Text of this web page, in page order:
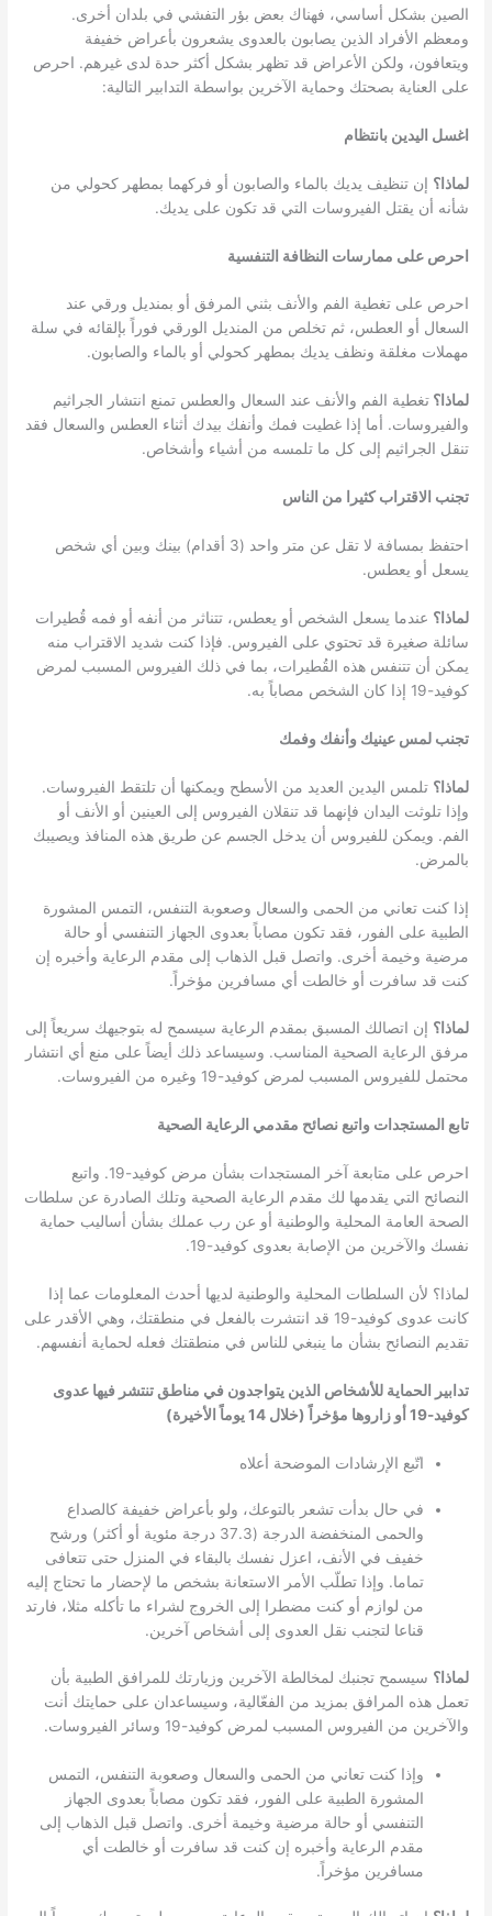
الصين بشكل أساسي، فهناك بعض بؤر التفشي في بلدان أخرى.
ومعظم الأفراد الذين يصابون بالعدوى يشعرون بأعراض خفيفة
ويتعافون، ولكن الأعراض قد تظهر بشكل أكثر حدة لدى غيرهم. احرص
على العناية بصحتك وحماية الآخرين بواسطة التدابير التالية:
اغسل اليدين بانتظام
لماذا؟ إن تنظيف يديك بالماء والصابون أو فركهما بمطهر كحولي من
شأنه أن يقتل الفيروسات التي قد تكون على يديك.
احرص على ممارسات النظافة التنفسية
احرص على تغطية الفم والأنف بثني المرفق أو بمنديل ورقي عند
السعال أو العطس، ثم تخلص من المنديل الورقي فوراً بإلقائه في سلة
مهملات مغلقة ونظف يديك بمطهر كحولي أو بالماء والصابون.
لماذا؟تغطية الفم والأنف عند السعال والعطس تمنع انتشار الجراثيم
والفيروسات. أما إذا غطيت فمك وأنفك بيدك أثناء العطس والسعال فقد
تنقل الجراثيم إلى كل ما تلمسه من أشياء وأشخاص.
تجنب الاقتراب كثيرا من الناس
احتفظ بمسافة لا تقل عن متر واحد (3 أقدام) بينك وبين أي شخص
يسعل أو يعطس.
لماذا؟ عندما يسعل الشخص أو يعطس، تتناثر من أنفه أو فمه قُطيرات
سائلة صغيرة قد تحتوي على الفيروس. فإذا كنت شديد الاقتراب منه
يمكن أن تتنفس هذه القُطيرات، بما في ذلك الفيروس المسبب لمرض
كوفيد-19 إذا كان الشخص مصاباً به.
تجنب لمس عينيك وأنفك وفمك
لماذا؟ تلمس اليدين العديد من الأسطح ويمكنها أن تلتقط الفيروسات.
وإذا تلوثت اليدان فإنهما قد تنقلان الفيروس إلى العينين أو الأنف أو
الفم. ويمكن للفيروس أن يدخل الجسم عن طريق هذه المنافذ ويصيبك
بالمرض.
إذا كنت تعاني من الحمى والسعال وصعوبة التنفس، التمس المشورة
الطبية على الفور، فقد تكون مصاباً بعدوى الجهاز التنفسي أو حالة
مرضية وخيمة أخرى. واتصل قبل الذهاب إلى مقدم الرعاية وأخبره إن
كنت قد سافرت أو خالطت أي مسافرين مؤخراً.
لماذا؟ إن اتصالك المسبق بمقدم الرعاية سيسمح له بتوجيهك سريعاً إلى
مرفق الرعاية الصحية المناسب. وسيساعد ذلك أيضاً على منع أي انتشار
محتمل للفيروس المسبب لمرض كوفيد-19 وغيره من الفيروسات.
تابع المستجدات واتبع نصائح مقدمي الرعاية الصحية
احرص على متابعة آخر المستجدات بشأن مرض كوفيد-19. واتبع
النصائح التي يقدمها لك مقدم الرعاية الصحية وتلك الصادرة عن سلطات
الصحة العامة المحلية والوطنية أو عن رب عملك بشأن أساليب حماية
نفسك والآخرين من الإصابة بعدوى كوفيد-19.
لماذا؟ لأن السلطات المحلية والوطنية لديها أحدث المعلومات عما إذا
كانت عدوى كوفيد-19 قد انتشرت بالفعل في منطقتك، وهي الأقدر على
تقديم النصائح بشأن ما ينبغي للناس في منطقتك فعله لحماية أنفسهم.
تدابير الحماية للأشخاص الذين يتواجدون في مناطق تنتشر فيها عدوى
كوفيد-19 أو زاروها مؤخراً (خلال 14 يوماً الأخيرة)
اتّبع الإرشادات الموضحة أعلاه
في حال بدأت تشعر بالتوعك، ولو بأعراض خفيفة كالصداع
والحمى المنخفضة الدرجة (37.3 درجة مئوية أو أكثر) ورشح
خفيف في الأنف، اعزل نفسك بالبقاء في المنزل حتى تتعافى
تماما. وإذا تطلّب الأمر الاستعانة بشخص ما لإحضار ما تحتاج إليه
من لوازم أو كنت مضطرا إلى الخروج لشراء ما تأكله مثلا، فارتد
قناعا لتجنب نقل العدوى إلى أشخاص آخرين.
لماذا؟ سيسمح تجنبك لمخالطة الآخرين وزيارتك للمرافق الطبية بأن
تعمل هذه المرافق بمزيد من الفعّالية، وسيساعدان على حمايتك أنت
والآخرين من الفيروس المسبب لمرض كوفيد-19 وسائر الفيروسات.
وإذا كنت تعاني من الحمى والسعال وصعوبة التنفس، التمس
المشورة الطبية على الفور، فقد تكون مصاباً بعدوى الجهاز
التنفسي أو حالة مرضية وخيمة أخرى. واتصل قبل الذهاب إلى
مقدم الرعاية وأخبره إن كنت قد سافرت أو خالطت أي
مسافرين مؤخراً.